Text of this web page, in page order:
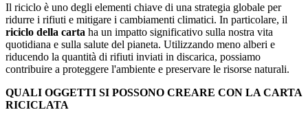
Il riciclo è uno degli elementi chiave di una strategia globale per
ridurre i rifiuti e mitigare i cambiamenti climatici. In particolare, il
riciclo della carta ha un impatto significativo sulla nostra vita
quotidiana e sulla salute del pianeta. Utilizzando meno alberi e
riducendo la quantità di rifiuti inviati in discarica, possiamo
contribuire a proteggere l'ambiente e preservare le risorse naturali.
QUALI OGGETTI SI POSSONO CREARE CON LA CARTA
RICICLATA